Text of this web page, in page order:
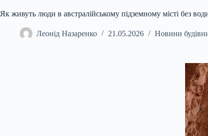
Як живуть люди в австралійському підземному місті без
Леонід Назаренко 21.05.2026 Новини